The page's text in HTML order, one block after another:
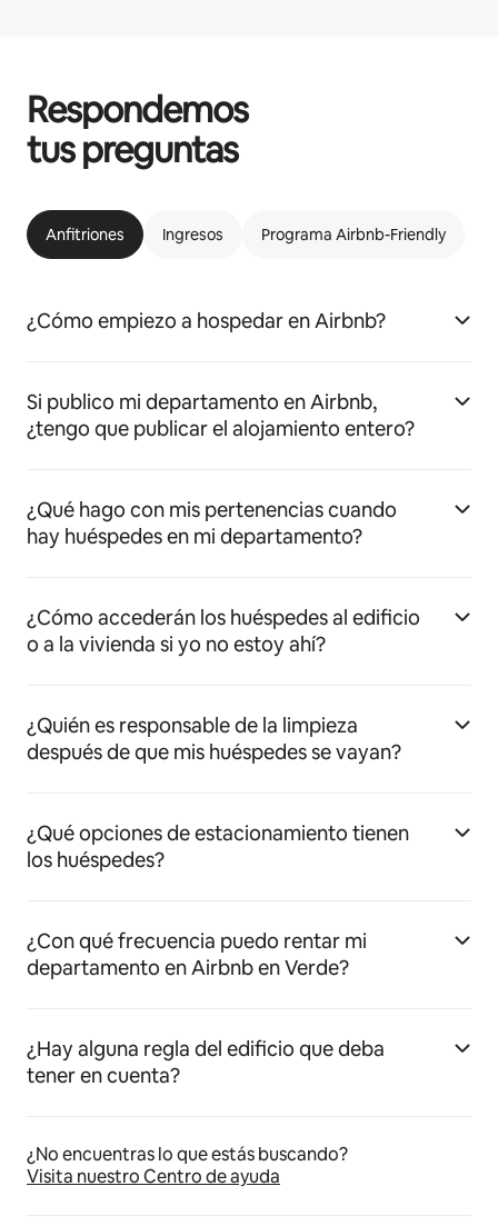
Respondemos
tus preguntas
Anfitriones Ingresos Programa Airbnb-Friendly
¿Cómo empiezo a hospedar en Airbnb?
Si publico mi departamento en Airbnb,
¿tengo que publicar el alojamiento entero?
¿Qué hago con mis pertenencias cuando
hay huéspedes en mi departamento?
¿Cómo accederán los huéspedes al edificio
o a la vivienda si yo no estoy ahí?
¿Quién es responsable de la limpieza
después de que mis huéspedes se vayan?
¿Qué opciones de estacionamiento tienen
los huéspedes?
¿Con qué frecuencia puedo rentar mi
departamento en Airbnb en Verde?
¿Hay alguna regla del edificio que deba
tener en cuenta?
¿No encuentras lo que estás buscando?
Visita nuestro Centro de ayuda